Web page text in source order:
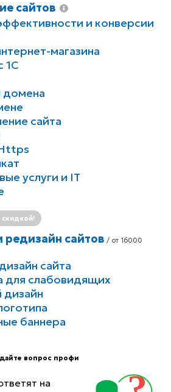
сайтов
и конверсии
магазина
1С
домена
сайта
услуги и IT
скидкой!
редизайн сайтов / от 16000
сайта
для слабовидящих
дизайн
баннера
вопрос профи
на